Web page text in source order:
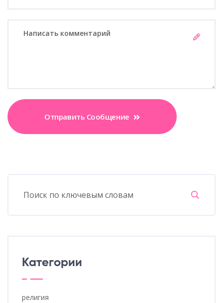
Отправить Сообщение
Категории
религия